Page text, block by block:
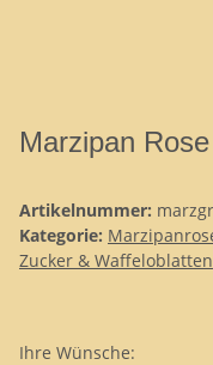
Marzipan
Artikelnummer:
Kategorie:
Zucker & Waffeloblatten
Ihre Wünsche: